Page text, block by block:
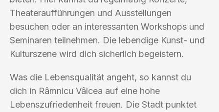
Theateraufführungen und Ausstellungen
besuchen oder an interessanten Workshops und
Seminaren teilnehmen. Die lebendige Kunst- und
Kulturszene wird dich sicherlich begeistern.
Was die Lebensqualität angeht, so kannst du
dich in Râmnicu Vâlcea auf eine hohe
Lebenszufriedenheit freuen. Die Stadt punktet